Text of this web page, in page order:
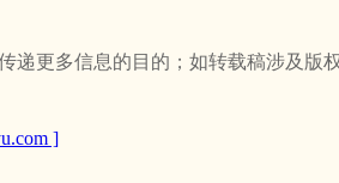
更多信息的目的；如转载稿涉及
]